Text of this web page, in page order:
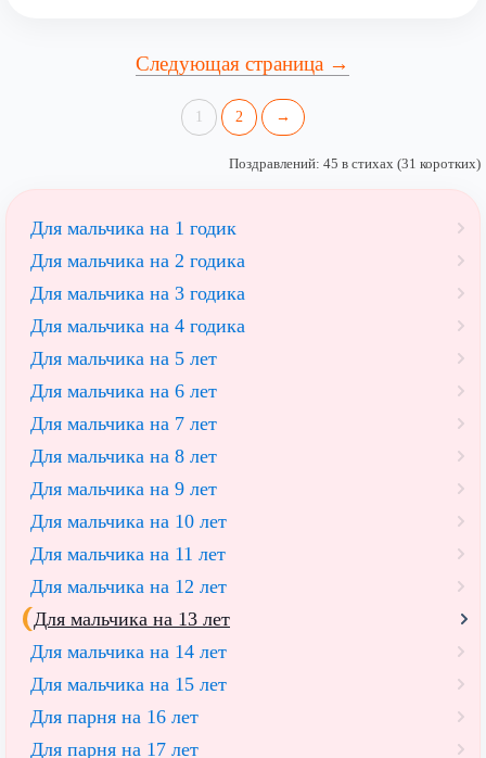
Следующая страница →
1 2 →
Поздравлений: 45 в стихах (31 коротких)
Для мальчика на 1 годик
Для мальчика на 2 годика
Для мальчика на 3 годика
Для мальчика на 4 годика
Для мальчика на 5 лет
Для мальчика на 6 лет
Для мальчика на 7 лет
Для мальчика на 8 лет
Для мальчика на 9 лет
Для мальчика на 10 лет
Для мальчика на 11 лет
Для мальчика на 12 лет
Для мальчика на 13 лет
Для мальчика на 14 лет
Для мальчика на 15 лет
Для парня на 16 лет
Для парня на 17 лет